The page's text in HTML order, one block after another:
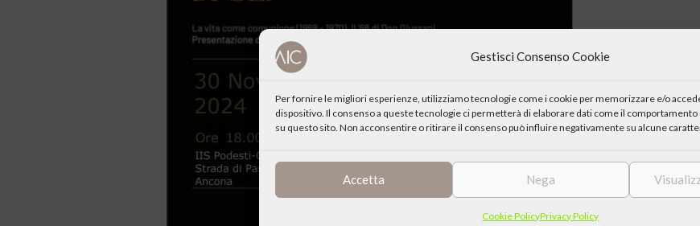
Gestisci Consenso Cookie
Per fornire le migliori esperienze, utilizziamo tecnologie come i cookie per memorizzare e/o
dispositivo. Il consenso a queste tecnologie ci permetterà di elaborare dati come il comportamento
su questo sito. Non acconsentire o ritirare il consenso può influire negativamente su alcune
Accetta Nega
Cookie PolicyPrivacy Policy